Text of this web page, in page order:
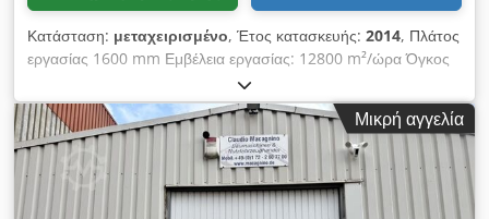
Κατάσταση: μεταχειρισμένο, Έτος κατασκευής: 2014, Πλάτος
εργασίας 1600 mm Εμβέλεια εργασίας: 12800 m²/ώρα Όγκος
δοχείου 315 l Μπαταρία 48 / 375 V / Ah Αναγνωσμένες ώρες
λειτουργίας 742 h Βάρος μηχανήματος περ. 1,5 τ Dkedpfx
Aezip Iaji Tjr Χώρος εγκατάστασης περ. 2,2 x 1,4 x 1,5 m
Επιβατική σαρωτική μηχανή - συμπερ. φορτιστή - δοχείο
σάρωσης 315 λίτρων
Μικρή αγγελία